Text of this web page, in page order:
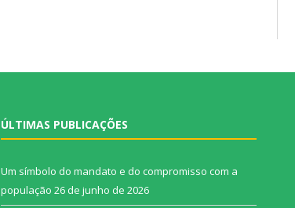
ÚLTIMAS PUBLICAÇÕES
Um símbolo do mandato e do compromisso com a
população 26 de junho de 2026